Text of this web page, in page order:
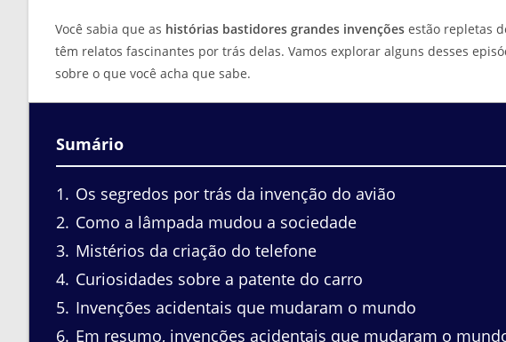
Você sabia que as histórias bastidores grandes invenções estão repletas
têm relatos fascinantes por trás delas. Vamos explorar alguns desses
sobre o que você acha que sabe.
Sumário
1
Os segredos por trás da invenção do avião
2 Como a lâmpada mudou a sociedade
3 Mistérios da criação do telefone
4 Curiosidades sobre a patente do carro
5 Invenções acidentais que mudaram o mundo
6 Em resumo, invenções acidentais que mudaram o